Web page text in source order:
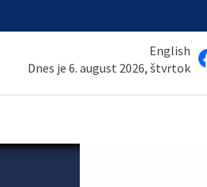
English
Dnes je 6. august 2026, štvrtok